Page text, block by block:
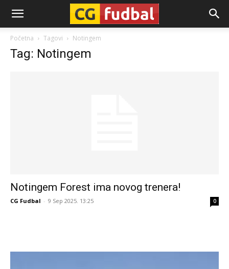
CG-
Fudbal
Početna Tagovi Notingem
Tag: Notingem
Notingem Forest ima novog trenera!
CG Fudbal - 9 Sep 2025. 13:25 0